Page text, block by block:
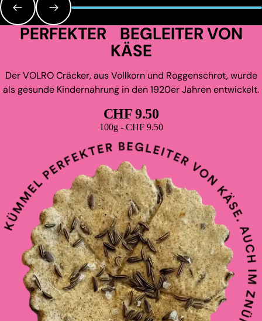
PERFEKTER BEGLEITER VON
KÄSE
Der VOLRO Cräcker, aus Vollkorn und Roggenschrot, wurde
als gesunde Kindernahrung in den 1920er Jahren entwickelt.
CHF 9.50
Grundpreis
100g - CHF 9.50